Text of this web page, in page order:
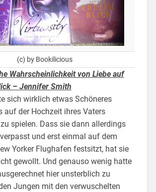
(c) by Bookilicious
Wahrscheinlichkeit von Liebe auf
– Jennifer Smith
sich wirklich etwas Schöneres
auf der Hochzeit ihres Vaters
spielen. Dass sie dann allerdings
und erst einmal auf dem
Yorker Flughafen festsitzt, hat sie
gewollt. Und genauso wenig hatte
hier unsterblich zu
Jungen mit den verwuschelten